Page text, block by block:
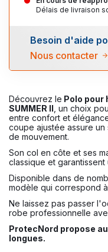
Découvrez le Polo pour
SUMMER II , un choix
entre confort et
coupe ajustée assure
de mouvement.
Son col en côte et ses
classique et garantissent
Disponible dans de
modèle qui correspond
Ne laissez pas passer
robe professionnelle
ProtecNord propose
longues.
Délais de livraison
Besoin d'aide
Nous contacter